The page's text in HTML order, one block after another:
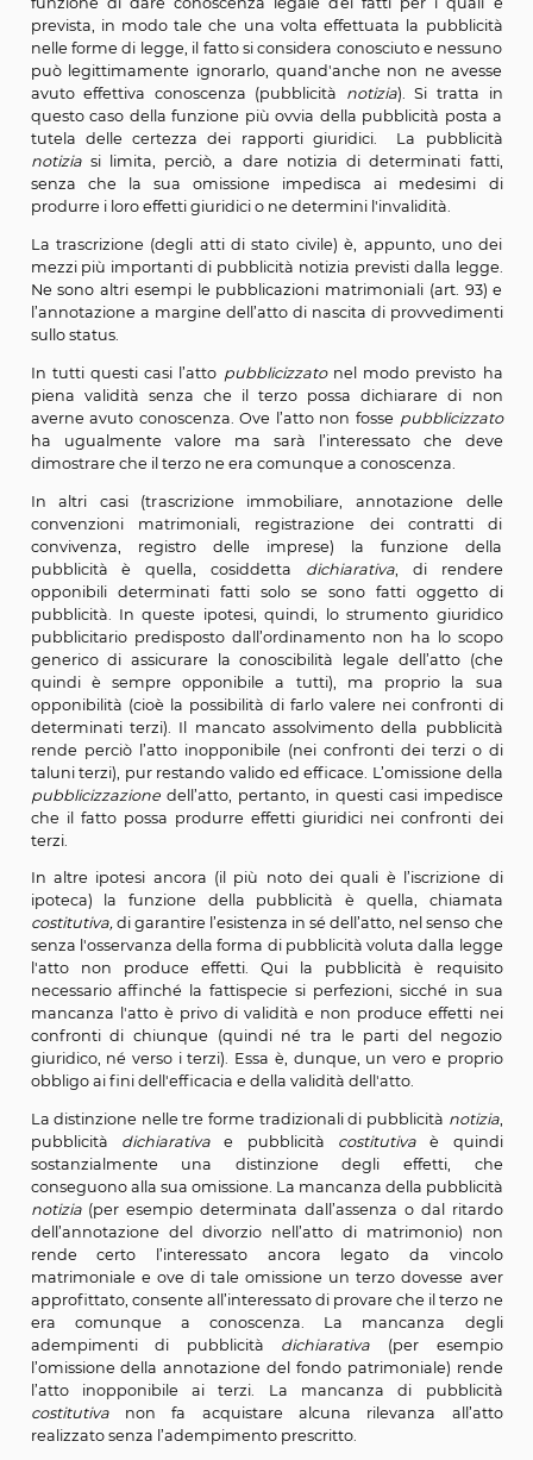
giuridici individuando effetti diversi in relazione ai
parla tradizionalmente di pubblicità notizia
dichiarativae di pubblicitàcostitutivavolendo
queste tre espressioni a diverse funzioni di tutela
pubblicità.
Così, accanto alla funzione generica di informare –
tre diversi tipi di pubblicità - la pubblicità ha in molti
funzione di dare conoscenza legale dei fatti per i
prevista, in modo tale che una volta effettuata la
nelle forme di legge, il fatto si considera conosciuto e
può legittimamente ignorarlo, quand'anche non ne
avuto effettiva conoscenza (pubblicitànotizia). Si
tutela delle certezza dei rapporti giuridici. La
notiziasi limita, perciò, a dare notizia di
senza che la sua omissione impedisca ai
produrre i loro effetti giuridici o ne determini l'invalidità.
La trascrizione (degli atti di stato civile) è, appunto,
mezzi più importanti di pubblicità notizia previsti dalla
Ne sono altri esempi le pubblicazioni matrimoniali
l’annotazione a margine dell’atto di nascita di
sullo status.
In tutti questi casi l’atto pubblicizzato
nel modo
piena validità senza che il terzo possa dichiarare
averne avuto conoscenza. Ove l’atto non fosse
ha ugualmente valore ma sarà l’interessato
dimostrare che il terzo ne era comunque a
In altri casi (trascrizione immobiliare,
convenzioni matrimoniali, registrazione dei
pubblicità è quella, cosiddettadichiarativa, di
opponibili determinati fatti solo se sono fatti
pubblicità. In queste ipotesi, quindi, lo strumento
pubblicitario predisposto dall’ordinamento non ha
generico di assicurare la conoscibilità legale
quindi è sempre opponibile a tutti), ma proprio
opponibilità (cioè la possibilità di farlo valere nei
determinati terzi). Il mancato assolvimento della
rende perciò l’atto inopponibile (nei confronti dei
taluni terzi), pur restando valido ed efficace.
pubblicizzazionedell’atto, pertanto, in questi casi
che il fatto possa produrre effetti giuridici nei
terzi.
In altre ipotesi ancora (il più noto dei quali è
ipoteca) la funzione della pubblicità è quella,
costitutiva,di garantire l’esistenza in sé dell’atto, nel
senza l'osservanza della forma di pubblicità voluta
l'atto non produce effetti. Qui la pubblicità è
necessario affinché la fattispecie si perfezioni,
mancanza l'atto è privo di validità e non produce
confronti di chiunque (quindi né tra le parti del